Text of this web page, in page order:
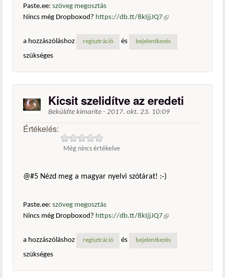
Paste.ee: szöveg megosztás
Nincs még Dropboxod? https://db.tt/8kIjjJQ7 (külső
a hozzászóláshoz
regisztráció és bejelentkezés
szükséges
Kicsit szelidítve az eredeti
Beküldte kimarite - 2017. okt. 23. 10:09
Értékelés:
Még nincs értékelve
@#5 Nézd meg a magyar nyelvi szótárat! :-)
Paste.ee: szöveg megosztás
Nincs még Dropboxod? https://db.tt/8kIjjJQ7 (külső
a hozzászóláshoz
regisztráció és bejelentkezés
szükséges